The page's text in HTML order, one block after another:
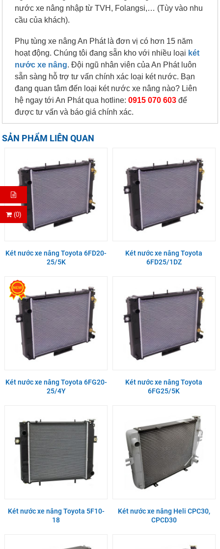
(0)
nước xe nâng nhập từ TVH, Folangsi,… (Tùy vào nhu
cầu của khách).
Phụ tùng xe nâng An Phát là đơn vị có hơn 15 năm
hoạt động. Chúng tôi đang sẵn kho với nhiều loại két
nước xe nâng. Đội ngũ nhân viên của An Phát luôn
sẵn sàng hỗ trợ tư vấn chính xác loại két nước. Bạn
đang quan tâm đến loại két nước xe nâng nào? Liên
hệ ngay tới An Phát qua hotline:0915 070 603 để
được tư vấn và báo giá chính xác.
SẢN PHẨM LIÊN QUAN
Két nước xe nâng Toyota 6FD20-
25/5K
Két nước xe nâng Toyota
6FD25/1DZ
Két nước xe nâng Toyota 6FG20-
25/4Y
Két nước xe nâng Toyota
6FG25/5K
Két nước xe nâng Toyota 5F10-
18
Két nước xe nâng Heli CPC30,
CPCD30